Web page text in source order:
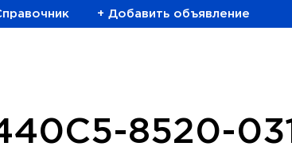
+ Добавить объявление
8520-031